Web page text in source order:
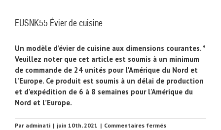
EUSNK55 Évier de cuisine
Un modèle d’évier de cuisine aux dimensions courantes. *
Veuillez noter que cet article est soumis à un minimum
de commande de 24 unités pour l'Amérique du Nord et
l’Europe. Ce produit est soumis à un délai de production
et d’expédition de 6 à 8 semaines pour l'Amérique du
Nord et l’Europe.
Par adminati | juin 10th, 2021 | Commentaires ferméssur